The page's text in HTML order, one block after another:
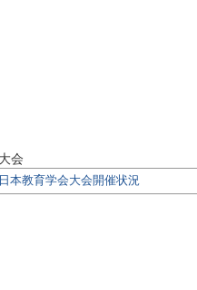
日本教育学会大会開催状況